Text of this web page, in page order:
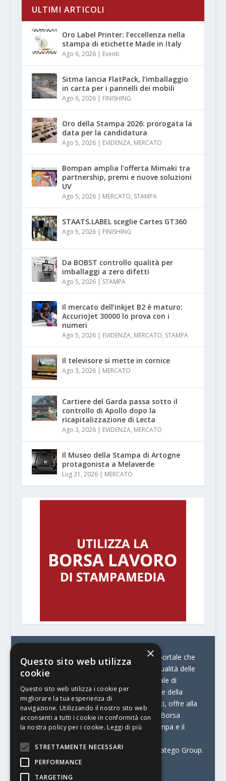
ULTIMI ARTICOLI
Oro Label Printer: l’eccellenza nella
stampa di etichette Made in Italy
Ago 6, 2026| Eventi
Sitma lancia FlatPack, l’imballaggio
in carta per i pannelli dei mobili
Ago 6, 2026| FINISHING
Oro della Stampa 2026: prorogata la
data per la candidatura
Ago 5, 2026| EVIDENZA, MERCATO
Bompan amplia l’offerta Mimaki tra
partnership, premi e nuove soluzioni
UV
Ago 5, 2026| MERCATO, STAMPA
STAATS.LABEL sceglie Cartes GT360
Ago 5, 2026| FINISHING
Da BOBST controllo qualità per
imballaggi a zero difetti
Ago 5, 2026| STAMPA
Il mercato dell’inkjet B2 è maturo:
AccurioJet 30000 lo prova con i
numeri
Ago 5, 2026| EVIDENZA, MERCATO, STAMPA
Il televisore si mette in cornice
Ago 3, 2026| MERCATO
Cartiere del Garda passa sotto il
controllo di Apollo dopo la
ricapitalizzazione di Lecta
Ago 3, 2026| EVIDENZA, MERCATO
Il Museo della Stampa di Artogne
protagonista a Melaverde
Lug 31, 2026| MERCATO
© Stratego Group –
stampamedia.net è il portale che
racconta le innovazioni tecnologiche e l’attualità delle
aziende di stampa e di converting. È il portale di
riferimento per chi opera in Italia nel settore della
comunicazione stampata. Oltre ai contenuti, offre alla
propria community diversi servizi come:
la Borsa
Lavoro, la Print Connection, i Big della Stampa e il
Stampamedia.net è una delle testate di Stratego Group.
Partita IVA07921450156
×
Questo sito web utilizza
cookie
Questo sito web utilizza i cookie per
migliorare la tua esperienza di
navigazione. Utilizzando il nostro sito web
acconsenti a tutti i cookie in conformità con
la nostra policy per i cookie. Leggi di più
STRETTAMENTE NECESSARI
PERFORMANCE
TARGETING